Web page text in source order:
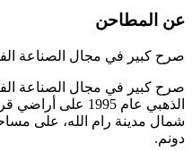
عن المطاحن
صرح كبير في مجال الصناعة
صرح كبير في مجال الصناعة
الذهبي عام 1995
دونم.